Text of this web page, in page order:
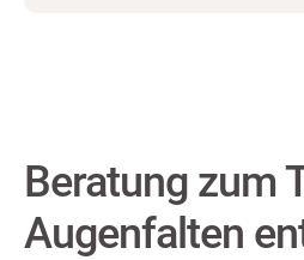
Beratung zum
Augenfalten